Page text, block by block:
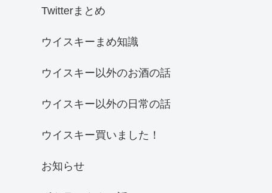
Twitterまとめ
ウイスキーまめ知識
ウイスキー以外のお酒の話
ウイスキー以外の日常の話
ウイスキー買いました！
お知らせ